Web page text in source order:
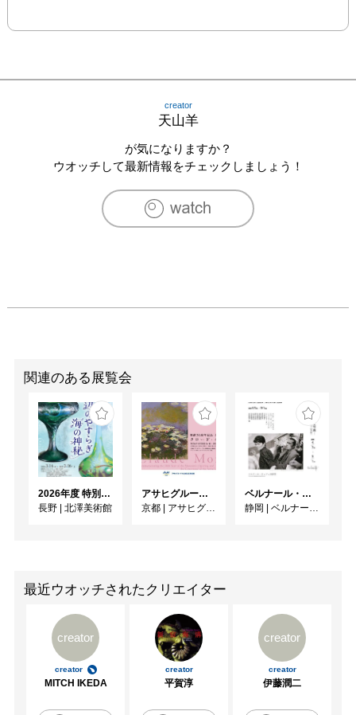
creator
天山羊
が気になりますか？
ウオッチして最新情報をチェックしましょう！
関連のある展覧会
2026年度 特別展「ガレとドーム、アール･ヌーヴォーのガラス 水辺のやすらぎ、海の神秘」
長野 | 北澤美術館
アサヒグループ大山崎山荘美術館 開館30周年記念展「没後100年 クロード・モネ」
京都 | アサヒグループ大山崎山荘美術館
ベルナール・ビュフェと写真 ーカメラがとらえたビュフェとその時代、そして21 世紀へ
静岡 | ベルナール・ビュフェ美術館
最近ウオッチされたクリエイター
creator
creator
MITCH IKEDA
creator
平賀淳
creator
creator
伊藤潤二